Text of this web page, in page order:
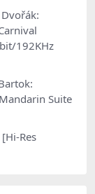
192KHz
Suite
Res